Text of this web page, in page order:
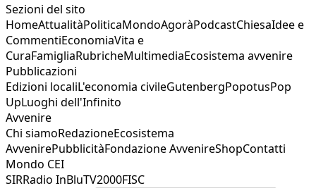
Sezioni del sito
HomeAttualitàPoliticaMondoAgoràPodcastChiesaIdee e
CommentiEconomiaVita e
CuraFamigliaRubricheMultimediaEcosistema avvenire
Pubblicazioni
Edizioni localiL'economia civileGutenbergPopotusPop
UpLuoghi dell'Infinito
Avvenire
Chi siamoRedazioneEcosistema
AvvenirePubblicitàFondazione AvvenireShopContatti
Mondo CEI
SIRRadio InBluTV2000FISC